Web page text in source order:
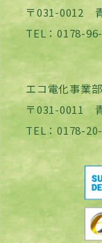
〒031-0012
TEL：0178-
エコ電化事業部
〒031-0011
TEL：0178-